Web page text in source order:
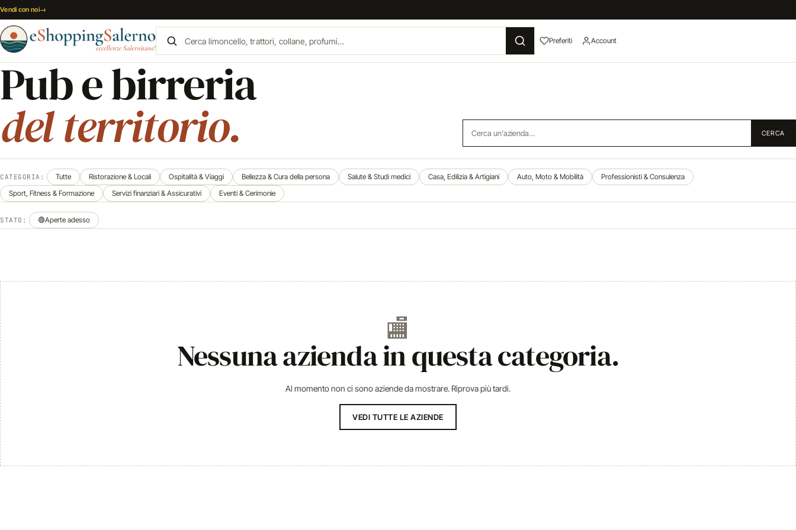
Vai al contenuto
Vendi con noi→
Preferiti Account
Pub e birreria
del territorio. CERCA
CATEGORIA: Tutte Ristorazione & Locali Ospitalità & Viaggi Bellezza & Cura della persona Salute & Studi medici Casa, Edilizia & Artigiani Auto, Moto & Mobilità
Professionisti & Consulenza
Sport, Fitness & Formazione
Servizi finanziari & Assicurativi Eventi & Cerimonie
STATO: 🟢Aperte adesso
🏬
Nessuna azienda in questa categoria.
Al momento non ci sono aziende da mostrare. Riprova più tardi.
VEDI TUTTE LE AZIENDE